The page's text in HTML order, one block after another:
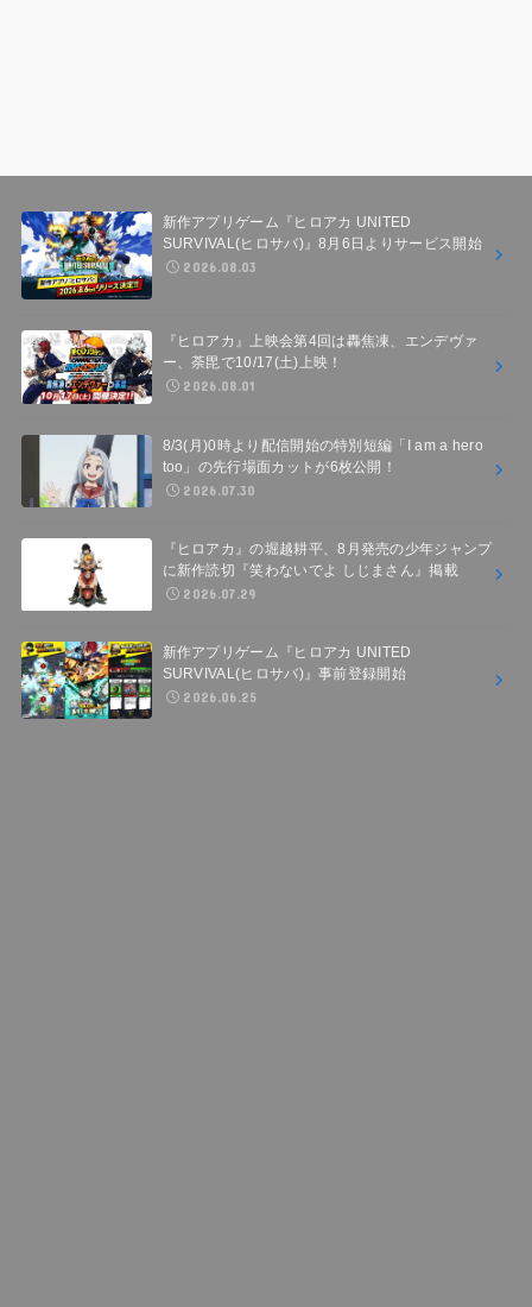
新作アプリゲーム『ヒロアカ UNITED
SURVIVAL(ヒロサバ)』8月6日よりサービス開始
2026.08.03
『ヒロアカ』上映会第4回は轟焦凍、エンデヴァ
ー、荼毘で10/17(土)上映！
2026.08.01
8/3(月)0時より配信開始の特別短編「I am a hero
too」の先行場面カットが6枚公開！
2026.07.30
『ヒロアカ』の堀越耕平、8月発売の少年ジャンプ
に新作読切『笑わないでよ しじまさん』掲載
2026.07.29
新作アプリゲーム『ヒロアカ UNITED
SURVIVAL(ヒロサバ)』事前登録開始
2026.06.25